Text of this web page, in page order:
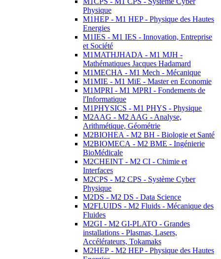
Physique
M1HEP - M1 HEP - Physique des Hautes
Energies
M1IES - M1 IES - Innovation, Entreprise
et Société
M1MATHJHADA - M1 MJH -
Mathématiques Jacques Hadamard
M1MECHA - M1 Mech - Mécanique
M1MIE - M1 MiE - Master en Economie
M1MPRI - M1 MPRI - Fondements de
l'Informatique
M1PHYSICS - M1 PHYS - Physique
M2AAG - M2 AAG - Analyse,
Arithmétique, Géométrie
M2BIOHEA - M2 BH - Biologie et Santé
M2BIOMECA - M2 BME - Ingénierie
BioMédicale
M2CHEINT - M2 CI - Chimie et
Interfaces
M2CPS - M2 CPS - Système Cyber
Physique
M2DS - M2 DS - Data Science
M2FLUIDS - M2 Fluids - Mécanique des
Fluides
M2GI - M2 GI-PLATO - Grandes
installations - Plasmas, Lasers,
Accélérateurs, Tokamaks
M2HEP - M2 HEP - Physique des Hautes